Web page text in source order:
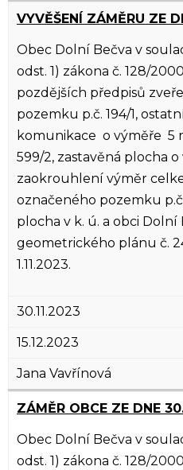
VYVĚŠENÍ ZÁMĚRU ZE
Obec Dolní Bečva v
odst. 1) zákona č. 128/
pozdějších předpisů
pozemku p.č. 194/1,
komunikace o výměře 5
599/2, zastavěná plocha
zaokrouhlení výměr
označeného pozemku
plocha v k. ú. a obci
geometrického plánu č.
1.11.2023.
30.11.2023
15.12.2023
Jana Vavřínová
ZÁMĚR OBCE ZE DNE
Obec Dolní Bečva v
odst. 1) zákona č. 128/